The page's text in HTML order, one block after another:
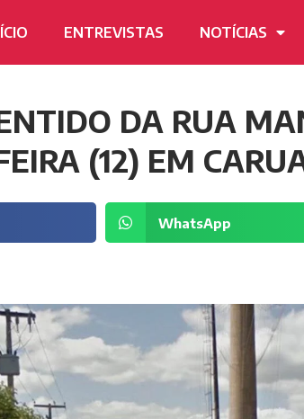
ENTREVISTAS NOTÍCIAS
DA RUA
(12) EM
WhatsApp